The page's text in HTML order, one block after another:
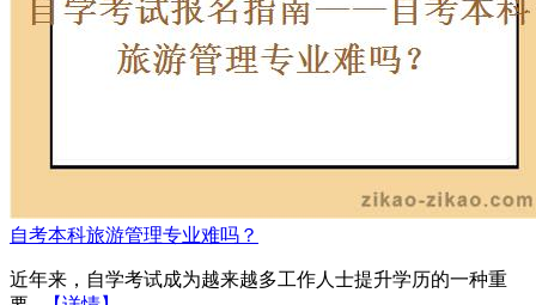
自考本科旅游管理专业难吗？
近年来，自学考试成为越来越多工作人士提升学历的一种重